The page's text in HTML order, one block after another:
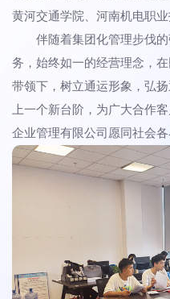
黄河交通学院、河南机电职业
伴随着集团化管理步伐
务，始终如一的经营理念，
带领下，树立通运形象，弘
上一个新台阶，为广大合作
企业管理有限公司愿同社会